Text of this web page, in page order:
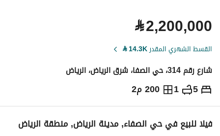
⃁2,200,000
القسط الشهري المقدر14.3K
⃁
شارع رقم 314، حي الصفا، شرق الرياض، الرياض
5
1 200 م2 ⃁
2,200,000
التفاصيل معلومات ترخيص الإعلان حاسبة التمويل
فيلا للبيع في حي الصفاء, مدينة الرياض, منطقة الرياض